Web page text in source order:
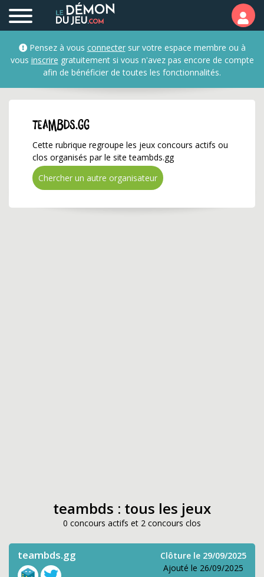
teambds.gg ✅ Gagnez
Pensez à vous connectersur votre espace membre ou à
vous inscrire gratuitement si vous n'avez pas encore de compte
afin de bénéficier de toutes les fonctionnalités.
teambds.gg
Cette rubrique regroupe les jeux concours actifs ou
clos organisés par le site teambds.gg
Chercher un autre organisateur
teambds : tous les jeux
0 concours actifs et 2 concours clos
teambds.gg
Clôture le 29/09/2025
Ajouté le 26/09/2025